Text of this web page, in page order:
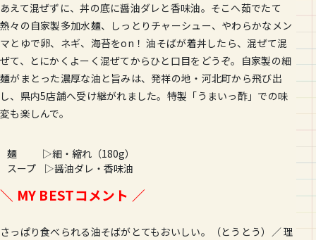
あえて混ぜずに、丼の底に醤油ダレと香味油。そこへ茹でたて
熱々の自家製多加水麺、しっとりチャーシュー、やわらかなメン
マとゆで卵、ネギ、海苔をon！ 油そばが着丼したら、混ぜて混
ぜて、とにかくよーく混ぜてからひと口目をどうぞ。自家製の細
麺がまとった濃厚な油と旨みは、発祥の地・河北町から飛び出
し、県内5店舗へ受け継がれました。特製「うまいっ酢」での味
変も楽しんで。
麺 ▷細・縮れ（180g）
スープ ▷醤油ダレ・香味油
＼ MY BESTコメント ／
さっぱり食べられる油そばがとてもおいしい。（とうとう）／ 理